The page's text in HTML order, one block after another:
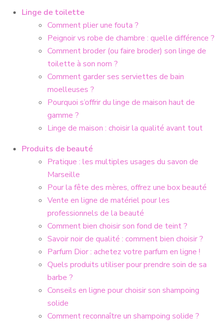
Linge de toilette
Comment plier une fouta ?
Peignoir vs robe de chambre : quelle différence ?
Comment broder (ou faire broder) son linge de
toilette à son nom ?
Comment garder ses serviettes de bain
moelleuses ?
Pourquoi s’offrir du linge de maison haut de
gamme ?
Linge de maison : choisir la qualité avant tout
Produits de beauté
Pratique : les multiples usages du savon de
Marseille
Pour la fête des mères, offrez une box beauté
Vente en ligne de matériel pour les
professionnels de la beauté
Comment bien choisir son fond de teint ?
Savoir noir de qualité : comment bien choisir ?
Parfum Dior : achetez votre parfum en ligne !
Quels produits utiliser pour prendre soin de sa
barbe ?
Conseils en ligne pour choisir son shampoing
solide
Comment reconnaître un shampoing solide ?